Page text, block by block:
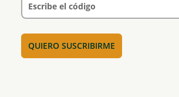
Escribe el código